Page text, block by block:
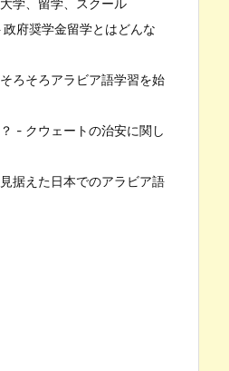
政府奨学金留学とはどんな
ろそろアラビア語学習を始
- クウェートの治安に関し
据えた日本でのアラビア語